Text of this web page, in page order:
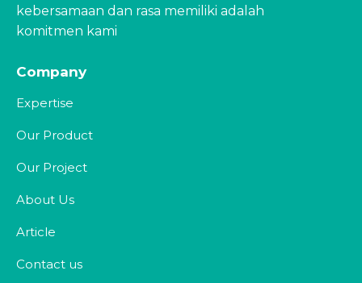
kebersamaan dan rasa memiliki adalah
komitmen kami
Company
Expertise
Our Product
Our Project
About Us
Article
Contact us